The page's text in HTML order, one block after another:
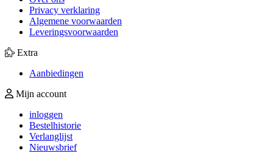
Privacy verklaring
Algemene voorwaarden
Leveringsvoorwaarden
Extra
Aanbiedingen
Mijn account
inloggen
Bestelhistorie
Verlanglijst
Nieuwsbrief